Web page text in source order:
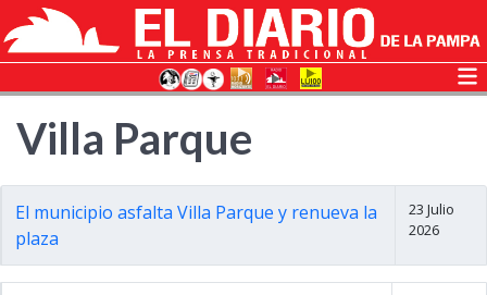
Villa Parque
El municipio asfalta Villa Parque y renueva la
plaza
23 Julio
2026